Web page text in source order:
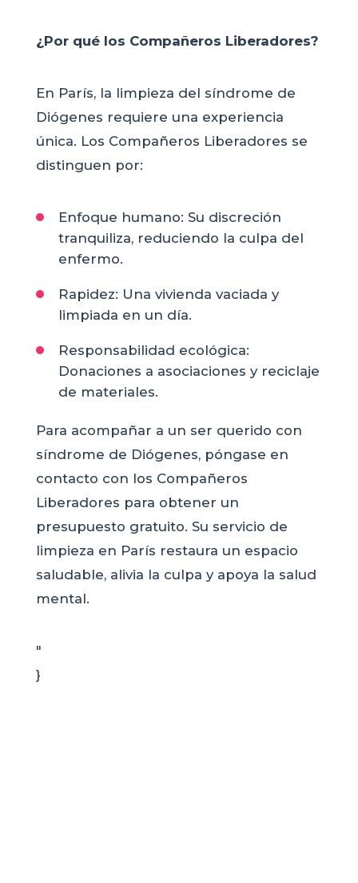
¿Por qué los Compañeros Liberadores?
En París, la limpieza del síndrome de
Diógenes requiere una experiencia
única. Los Compañeros Liberadores se
distinguen por:
Enfoque humano: Su discreción
tranquiliza, reduciendo la culpa del
enfermo.
Rapidez: Una vivienda vaciada y
limpiada en un día.
Responsabilidad ecológica:
Donaciones a asociaciones y reciclaje
de materiales.
Para acompañar a un ser querido con
síndrome de Diógenes, póngase en
contacto con los Compañeros
Liberadores para obtener un
presupuesto gratuito. Su servicio de
limpieza en París restaura un espacio
saludable, alivia la culpa y apoya la salud
mental.
"
}